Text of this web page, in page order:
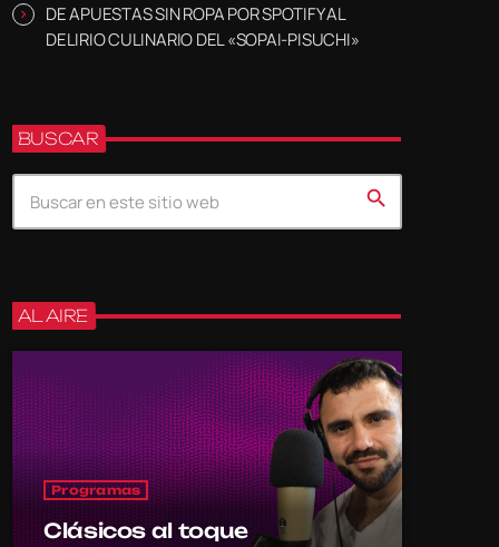
DE APUESTAS SIN ROPA POR SPOTIFY AL
DELIRIO CULINARIO DEL «SOPAI-PISUCHI»
BUSCAR
search
AL AIRE
Programas
Clásicos al toque